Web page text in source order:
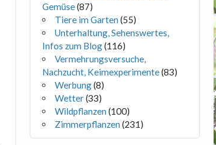
Gemüse(87)
Tiere im Garten (55)
Unterhaltung, Sehenswertes,
Infos zum Blog(116)
Vermehrungsversuche,
Nachzucht, Keimexperimente(83)
Werbung(8)
Wetter(33)
Wildpflanzen (100)
Zimmerpflanzen (231)